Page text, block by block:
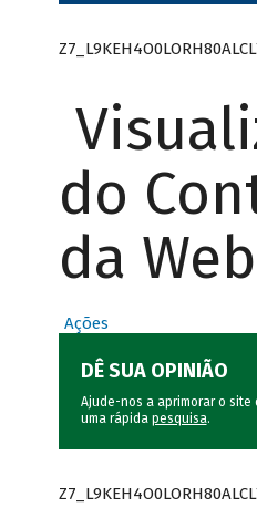
do
da Web
Ações
DÊ SUA OPINIÃO
Ajude-nos a aprimorar o site
uma rápida pesquisa.